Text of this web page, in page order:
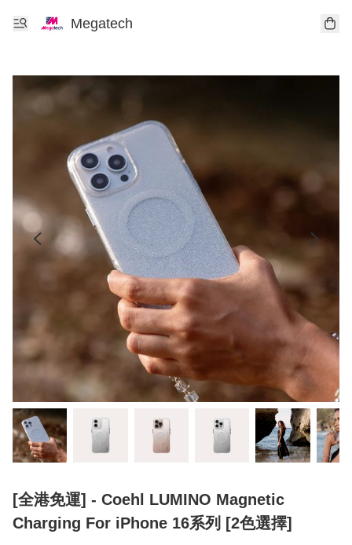
Megatech
[全港免運] - Coehl LUMINO Magnetic
Charging For iPhone 16系列 [2色選擇]